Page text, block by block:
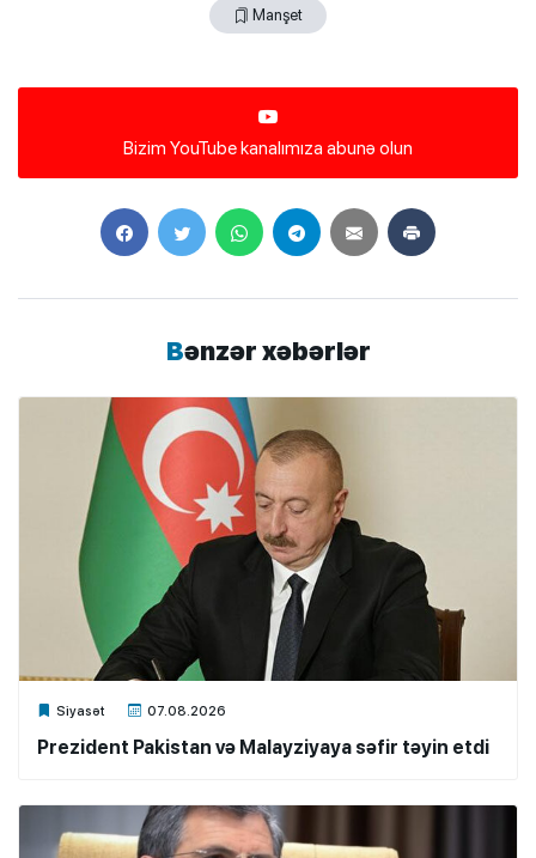
Manşet
Bizim YouTube kanalımıza abunə olun
Bənzər xəbərlər
Siyasət 07.08.2026
Xalq.Online
Prezident Pakistan və Malayziyaya səfir təyin etdi